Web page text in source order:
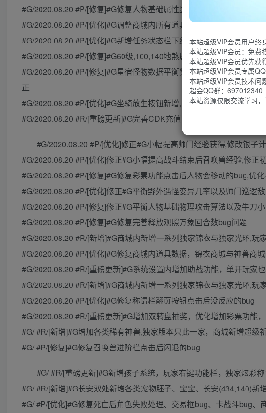
#G/2020.08.20 #P/[修复]#G修复人物基础属性显示错误,红绿罗羹显示
#G/2020.08.20 #P/[优化]#G调整商城内所有道具的价格,平衡版本银子
#G/2020.08.20 #P/[优化]#G新增任务状态栏下红蓝,摄妖香与双倍的UI
#G/2020.08.20 #P/[修复]#G60级,100,140地煞属性及奖励修正,修正打
#G/2020.08.20 #P/[修复]#G星宿怪物数据平衡奖励修正,宝图强盗数据
正
#G/2020.08.20 #P/[优化]#G坐骑放生按钮新增,三界悬赏令怪物属性修
#G/2020.08.20 #R/[重磅更新]#G完善CDK充值系统,修复外部聊天框不
#G/2020.08.20 #P/[优化]修正#G小幅提高师门经验获得,修改银子
#G/2020.08.20 #P/[优化]修正#G小幅提高战斗结束后召唤兽经验,修正
#G/2020.08.20 #P/[修复]#G修复彩票功能点击后人物会移动的bug,优
#G/2020.08.20 #P/[优化]修正#G平衡野外遇怪变异几率以及师门巡逻
#G/2020.08.20 #P/[修复]修正#G平衡人物基础物理攻击算法以及牛刀
#G/2020.08.20 #P/[修复]#G修复完善释放观照万象回合数bug问题
#G/2020.08.20 #R/[新增]#G商城内新增一系列独家锦衣与独家光环,玩
#G/2020.08.20 #P/[优化]#G修复商城内道具数据，锦衣商城与神兽商
#G/2020.08.20 #R/[重磅更新]#G系统设置内增加助战功能，单开玩家
#G/2020.08.20 #R/[新增]#G商城内新增一系列独家锦衣与独家光环,玩
#G/2020.08.20 #P/[优化]#G修复称谓栏翻页按钮点击后没反应的bug
#G/2020.08.20 #R/[重磅更新]#G增加双转盘抽奖，优化增加彩票功能
#G/ #R/[新增]#G增加各类稀有神兽,独家版本只此一家，商城新增超级
#G/ #P/[修复]#G修复召唤兽进阶栏点击后闪退的bug
#G/ #R/[重磅更新]#G新增孩子系统，玩家右键功能栏，独家炫彩
#G/ #R/[新增]#G长安双处新增各类宠物胚子、宝宝、长安(434,140)新
#G/ #P/[优化]#G修复死亡后角色失败处理、交易框bug、卡战斗bug、
本站超级VIP会员用户终
本站超级VIP会员：免费
本站超级VIP会员优先获
本站超级VIP会员专属
本站超级VIP会员技术问
超会QQ群：697012340
本站资源仅限交流学习，